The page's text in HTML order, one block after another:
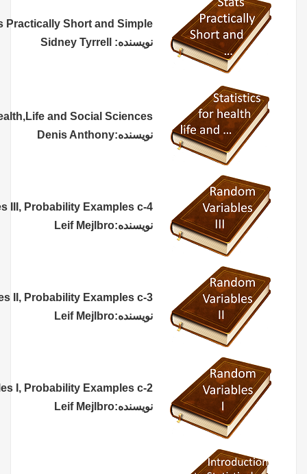
SPSS:Stats Practically Short and Simple
نویسنده: Sidney Tyrrell
Statistics for Health,Life and Social Sciences
نویسنده:Denis Anthony
Random variables III, Probability Examples c-4
نویسنده:Leif Mejlbro
Random variables II, Probability Examples c-3
نویسنده:Leif Mejlbro
Random variables I, Probability Examples c-2
نویسنده:Leif Mejlbro